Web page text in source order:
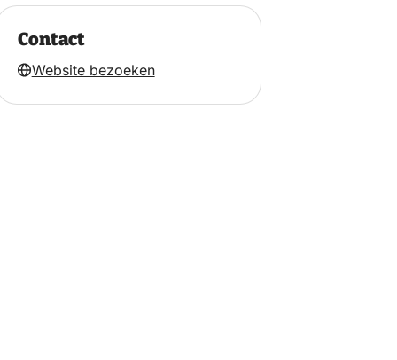
Contact
Website bezoeken